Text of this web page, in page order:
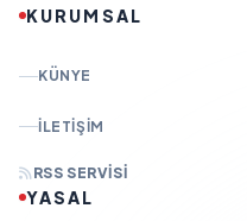
KURUMSAL
KÜNYE
İLETIŞIM
RSS SERVISI
YASAL